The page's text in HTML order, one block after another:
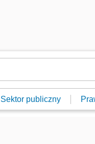
Sektor publiczny